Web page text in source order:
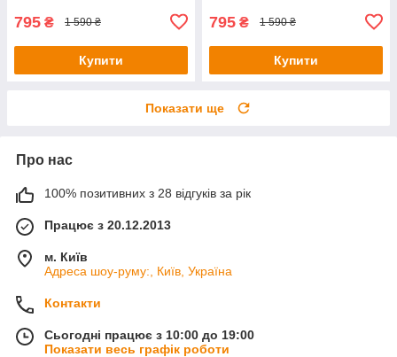
795 ₴ 1 590 ₴
Купити
795 ₴ 1 590 ₴
Купити
Показати ще
Про нас
100% позитивних з 28 відгуків за рік
Працює з 20.12.2013
м. Київ
Адреса шоу-руму:, Київ, Україна
Контакти
Сьогодні працює з 10:00 до 19:00
Показати весь графік роботи